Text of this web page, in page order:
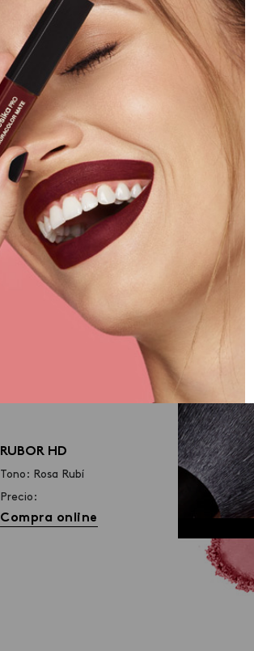
DRAPING
El Draping Blush es una
luz y color.
una piel saludable y brillante
lograrlo con el Rubor HD y los
!
pómulo y en el
sien. Luego,
bien
no se
RUBOR HD
Tono: Rosa Rubí
Precio:
Compra online